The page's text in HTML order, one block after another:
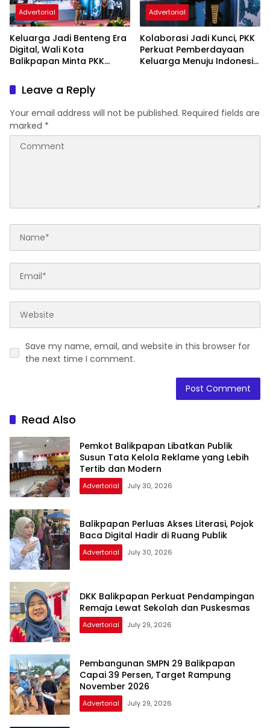
Advertorial
Keluarga Jadi Benteng Era
Digital, Wali Kota
Balikpapan Minta PKK
Karakter Generasi Muda
Advertorial
Kolaborasi Jadi Kunci, PKK
Perkuat Pemberdayaan
Keluarga Menuju Indonesia
Leave a Reply
Your email address will not be published. Required fields are
marked *
Save my name, email, and website in this browser for
the next time I comment.
Read Also
Pemkot Balikpapan Libatkan Publik
Susun Tata Kelola Reklame yang Lebih
Tertib dan Modern
Advertorial July 30, 2026
Balikpapan Perluas Akses Literasi, Pojok
Baca Digital Hadir di Ruang Publik
Advertorial July 30, 2026
DKK Balikpapan Perkuat Pendampingan
Remaja Lewat Sekolah dan Puskesmas
Advertorial July 29, 2026
Pembangunan SMPN 29 Balikpapan
Capai 39 Persen, Target Rampung
November 2026
Advertorial July 29, 2026